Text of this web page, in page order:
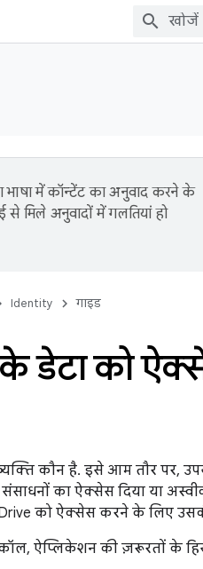
में कॉन्टेंट का अनुवाद करने के
मिले अनुवादों में गलतियां हो
Identity गाइड
के डेटा को
कौन है. इसे आम तौर पर,
का ऐक्सेस दिया या
को ऐक्सेस करने के लिए
ऐप्लिकेशन की ज़रूरतों के